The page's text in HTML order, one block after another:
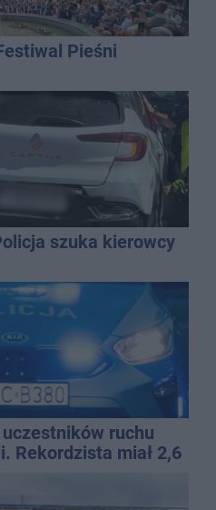
Pieśni
szuka kierowcy
ruchu
Rekordzista miał 2,6